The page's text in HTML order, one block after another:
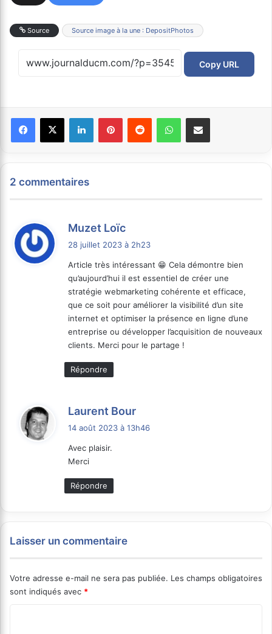
Source Source image à la une : DepositPhotos
Copy URL
2 commentaires
Muzet Loïc
i
28 juillet 2023 à 2h23
Article très intéressant 😁 Cela démontre bien
qu’aujourd’hui il est essentiel de créer une
stratégie webmarketing cohérente et efficace,
que ce soit pour améliorer la visibilité d’un site
internet et optimiser la présence en ligne d’une
entreprise ou développer l’acquisition de nouveaux
clients. Merci pour le partage !
Répondre
Laurent Bour
14 août 2023 à 13h46
Avec plaisir.
Merci
Répondre
Laisser un commentaire
Votre adresse e-mail ne sera pas publiée. Les champs obligatoires
sont indiqués avec *